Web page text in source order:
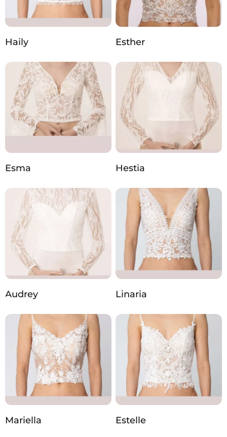
Haily Esther
Esma Hestia
Audrey Linaria
Mariella Estelle